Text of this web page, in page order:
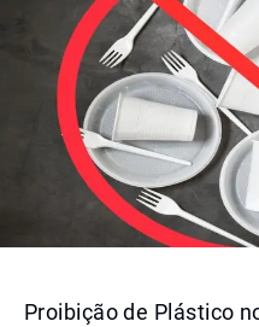
Proibição de Plástico